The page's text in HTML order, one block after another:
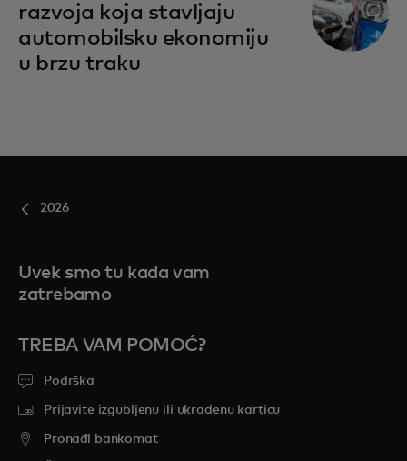
razvoja koja stavljaju
automobilsku ekonomiju
u brzu traku
2026
Uvek smo tu kada vam
zatrebamo
TREBA VAM POMOĆ?
Podrška
Prijavite izgubljenu ili ukradenu karticu
Pronađi bankomat